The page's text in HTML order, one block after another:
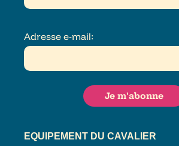
EQUIPEMENT DU CAVALIER
Adresse e-mail: